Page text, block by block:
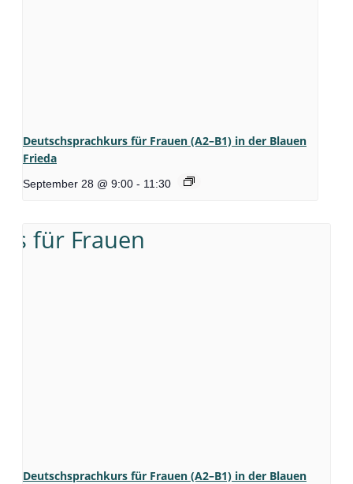
Deutschsprachkurs für Frauen (A2–B1) in der Blauen
Frieda
September 28 @ 9:00 - 11:30
Deutschsprachkurs für Frauen (A2–B1) in der Blauen